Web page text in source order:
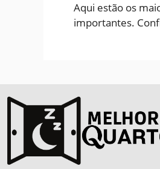
Aqui estão os
importantes.